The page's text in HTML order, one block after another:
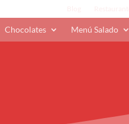
Chocolates Menú Salado